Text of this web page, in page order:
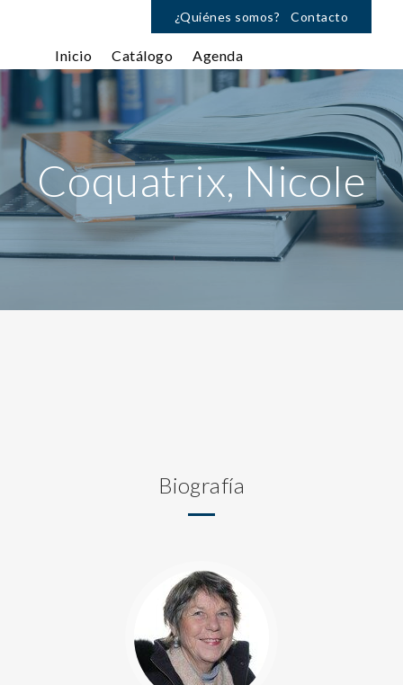
¿Quiénes somos? Contacto
Inicio Catálogo Agenda
Coquatrix, Nicole
Biografía